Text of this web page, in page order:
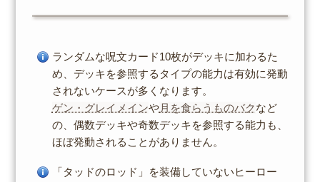
ランダムな呪文カード10枚がデッキに加わるた
め、デッキを参照するタイプの能力は有効に発動
されないケースが多くなります。
ゲン・グレイメインや月を食らうものバクなど
の、偶数デッキや奇数デッキを参照する能力も、
ほぼ発動されることがありません。
「タッドのロッド」を装備していないヒーロー